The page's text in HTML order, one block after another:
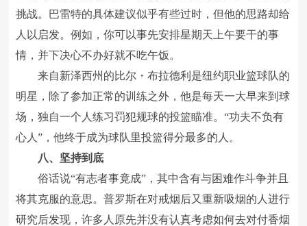
挑战。巴雷特的具体建议似乎有些过时，但他的思路却给
人以启发。例如，你可以事先安排星期天上午要干的事
情，并下决心不办好就不吃午饭。
来自新泽西州的比尔・布拉德利是纽约职业篮球队的
明星，除了参加正常的训练之外，他是每天一大早来到球
场，独自一个人练习罚犯规球的投篮瞄准。“功夫不负有
心人”，他终于成为球队里投篮得分最多的人。
八、坚持到底
俗话说“有志者事竟成”，其中含有与困难作斗争并且
将其克服的意思。普罗斯在对戒烟后又重新吸烟的人进行
研究后发现，许多人原先并没有认真考虑如何去对付香烟